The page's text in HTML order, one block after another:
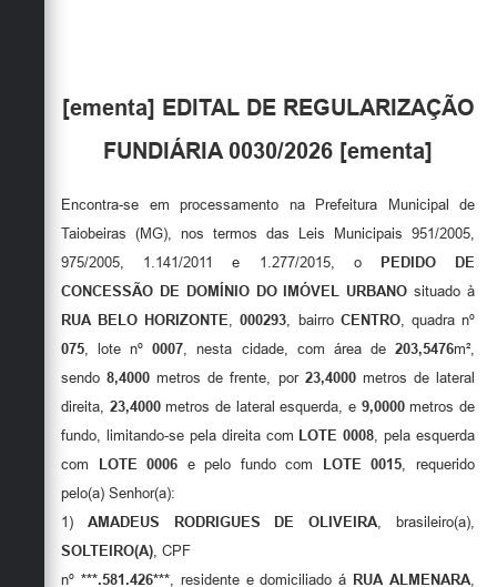
Galeria de Fotos
Galeria de Vídeos
Serviços Online
Enquete
Links
Telefones Úteis
Contato
Sala M. do Empreendedor
Secretarias
[ementa] EDITAL DE REGULARIZAÇÃO
FUNDIÁRIA 0030/2026 [ementa]
Encontra-se em processamento na Prefeitura Municipal de
Taiobeiras (MG), nos termos das Leis Municipais 951/2005,
975/2005, 1.141/2011 e 1.277/2015, o
PEDIDO DE
CONCESSÃO DE DOMÍNIO DO IMÓVEL URBANOsituado à
RUA BELO HORIZONTE ,000293 , bairro CENTRO, quadra nº
075 , lote nº0007 , nesta cidade, com área de203,5476m²,
sendo8,4000 metros de frente, por 23,4000metros de lateral
direita, 23,4000metros de lateral esquerda, e 9,0000metros de
fundo, limitando-se pela direita com
LOTE 0008 , pela esquerda
com
LOTE 0006 e pelo fundo com LOTE 0015 , requerido
pelo(a) Senhor(a):
1) AMADEUS RODRIGUES DE OLIVEIRA , brasileiro(a),
SOLTEIRO(A) , CPF
nº ***.581.426***, residente e domiciliado á RUA ALMENARA